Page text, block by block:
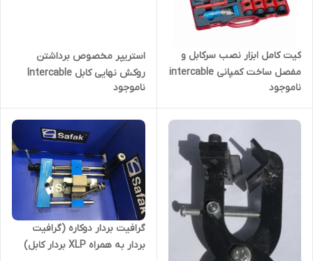
کیت کامل ابزار نصب سرکابل و
مفصل ساخت کمپانی intercable
ناموجود
استریپر مخصوص برداشتن
روکش نهایی کابل Intercable
AMS-AV6220
ناموجود
گرافیت بردار دوکاره (گرافیت
بردار به همراه XLP بردار کابل)